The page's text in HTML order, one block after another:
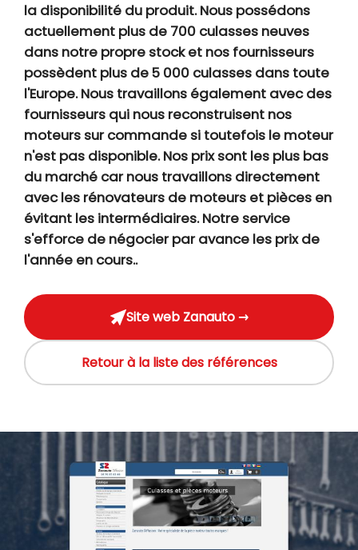
la disponibilité du produit. Nous possédons
actuellement plus de 700 culasses neuves
dans notre propre stock et nos fournisseurs
possèdent plus de 5 000 culasses dans toute
l'Europe. Nous travaillons également avec des
fournisseurs qui nous reconstruisent nos
moteurs sur commande si toutefois le moteur
n'est pas disponible. Nos prix sont les plus bas
du marché car nous travaillons directement
avec les rénovateurs de moteurs et pièces en
évitant les intermédiaires. Notre service
s'efforce de négocier par avance les prix de
l'année en cours..
Site web Zanauto →
Retour à la liste des références